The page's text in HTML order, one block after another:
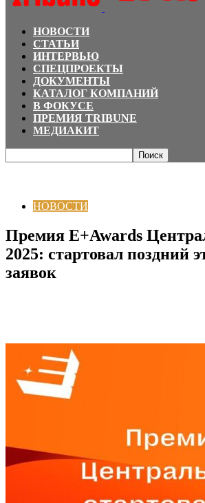
НОВОСТИ
СТАТЬИ
ИНТЕРВЬЮ
СПЕЦПРОЕКТЫ
ДОКУМЕНТЫ
КАТАЛОГ КОМПАНИЙ
В ФОКУСЕ
ПРЕМИЯ TRIBUNE
МЕДИАКИТ
НОВОСТИ
Премия E+Awards
2025: стартовал поздний
заявок